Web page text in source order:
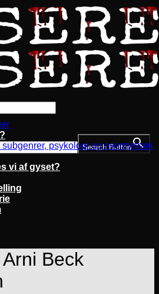
Search Button
subgenrer, psykologi og eventyrtræk
vi af gyset?
Arni Beck